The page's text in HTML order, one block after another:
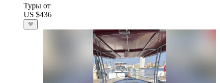
Туры от
US $436